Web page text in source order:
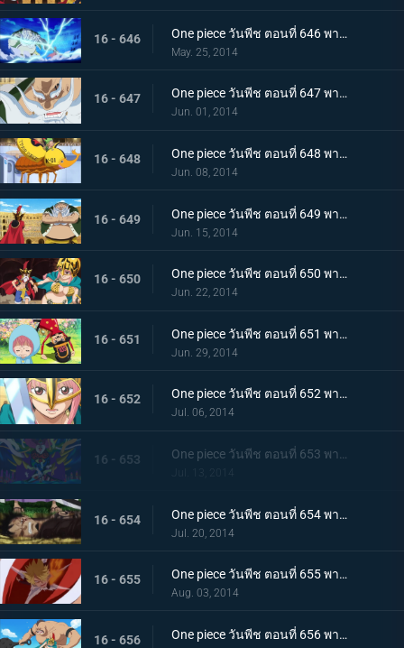
16 - 646 One piece วันพีช ตอนที่ 646 พากย์ไทย โจรสลัดในตำนาน ดอนชินเจียว!
May. 25, 2014
16 - 647 One piece วันพีช ตอนที่ 647 พากย์ไทย แสงและเงา ความมืดที่แฝงตัวอยู่ในเดรสโรซ่า!
Jun. 01, 2014
16 - 648 One piece วันพีช ตอนที่ 648 พากย์ไทย บุกแดนศัตรู อุโซแลนด์ฮีโร่ในตำนาน
Jun. 08, 2014
16 - 649 One piece วันพีช ตอนที่ 649 พากย์ไทย การตัดสินอันดุเดือด ลูซี่ ปะทะ ชิงเจียว
Jun. 15, 2014
16 - 650 One piece วันพีช ตอนที่ 650 พากย์ไทย ลูฟี่ และรีเบคก้านักดาบผู้โชคร้าย
Jun. 22, 2014
16 - 651 One piece วันพีช ตอนที่ 651 พากย์ไทย จะปกป้องจนถึงที่สุด! รีเบคก้าและหุ่นทหารของเล่น
Jun. 29, 2014
16 - 652 One piece วันพีช ตอนที่ 652 พากย์ไทย สมรภูมิสุดท้าย บล็อก D เปิดฉากการต่อสู้
Jul. 06, 2014
16 - 653
Jul. 13, 2014
16 - 654 One piece วันพีช ตอนที่ 654 พากย์ไทย ดาบอันงดงาม! คาเวนดิชผู้ขี่ม้าขาว!
Jul. 20, 2014
16 - 655 One piece วันพีช ตอนที่ 655 พากย์ไทย การขับเคี่ยวครั้งใหญ่! ซันจิ ปะทะ โดฟลามิงโก้
Aug. 03, 2014
16 - 656 One piece วันพีช ตอนที่ 656 พากย์ไทย ท่าไม้ตายของรีเบคก้า! ระบำดาบวารีหวนกลับ